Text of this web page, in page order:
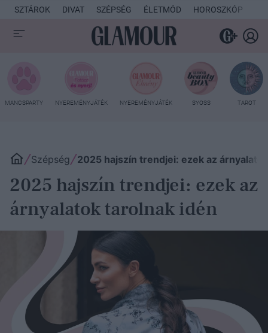
SZTÁROK DIVAT SZÉPSÉG ÉLETMÓD HOROSZKÓP
MANCSPARTY NYEREMÉNYJÁTÉK NYEREMÉNYJÁTÉK SYOSS TAROT
Szépség 2025 hajszín trendjei: ezek az
2025 hajszín trendjei: ezek az
árnyalatok tarolnak idén